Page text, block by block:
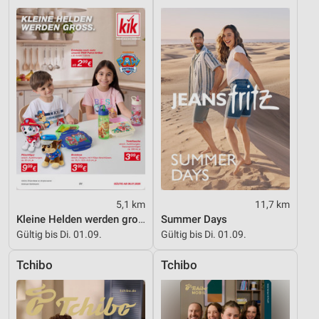
5,1 km
Kleine Helden werden gross
Gültig bis Di. 01.09.
11,7 km
Summer Days
Gültig bis Di. 01.09.
Tchibo Tchibo
Entwicklung und Verbesserung der Angebote
Verwendung reduzierter Daten zur Auswahl von
Inhalten
IAB-Besonderheiten:
Verwendung genauer Standortdaten
Geräte anhand von aktiv angeforderten
Informationen identifizieren
Nicht-IAB-Verarbeitungszwecke:
Performance
Funktional
Werbung